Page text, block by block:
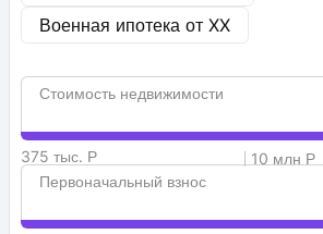
Военная ипотека от XX
Стоимость недвижимости
375 тыс. Р 10 млн Р
Первоначальный взнос